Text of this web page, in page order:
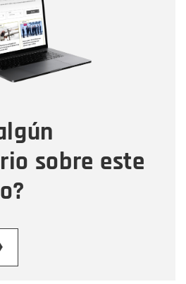
sobre este